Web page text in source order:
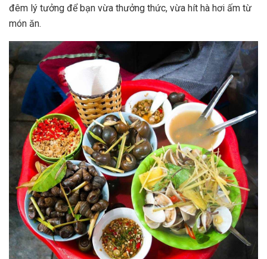
đêm lý tưởng để bạn vừa thưởng thức, vừa hít hà hơi ấm từ
món ăn.